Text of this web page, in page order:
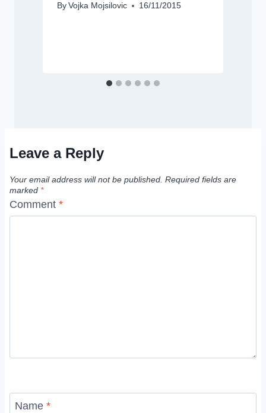
ByVojka Mojsilovic 16/11/2015
Leave a Reply
Your email address will not be published. Required fields are
marked *
Comment *
Name *